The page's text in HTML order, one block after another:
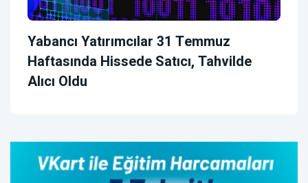
Yabancı Yatırımcılar 31 Temmuz
Haftasında Hissede Satıcı, Tahvilde
Alıcı Oldu